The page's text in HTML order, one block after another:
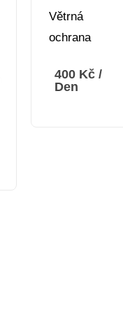
Větrná
ochrana
400 Kč/
Den